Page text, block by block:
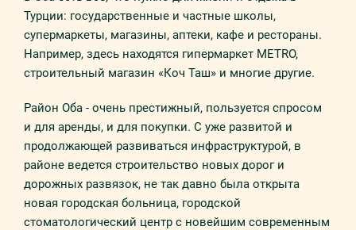
Турции: государственные и частные школы,
супермаркеты, магазины, аптеки, кафе и рестораны.
Например, здесь находятся гипермаркет METRO,
строительный магазин «Коч Таш» и многие другие.
Район Оба - очень престижный, пользуется спросом
и для аренды, и для покупки. С уже развитой и
продолжающей развиваться инфраструктурой, в
районе ведется строительство новых дорог и
дорожных развязок, не так давно была открыта
новая городская больница, городской
стоматологический центр с новейшим современным